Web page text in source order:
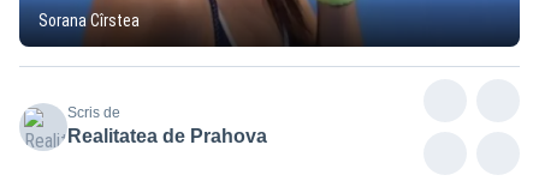
Sorana Cîrstea
Scris de
Realitatea de Prahova